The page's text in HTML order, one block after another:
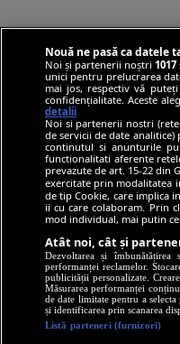
Nouă ne pasă ca datele
Noi și partenerii noștri 1017
unici pentru prelucrarea
mai jos, respectiv vă
confidențialitate. Aceste
detalii
Noi si partenerii nostri
de servicii de date
continutul si anunturile
functionalitati aferente
prevazute de art. 15-22 din
exercitate prin modalitatea
de tip Cookie, care implica
ii cu care colaboram. Prin
mod individual, mai putin
Atât noi, cât și
Dezvoltarea și îmbunătățirea
performanței reclamelor.
publicității personalizate.
Măsurarea performanței
de date limitate pentru a
și identificarea prin scanarea
Listă parteneri (furnizori)